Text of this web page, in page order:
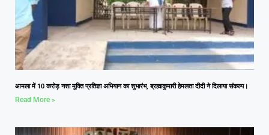
आमला में 10 करोड़ नशा मुक्ति प्रतिज्ञा अभियान का शुभारंभ, ब्रह्माकुमारी हेमलता दीदी ने दिलाया संकल्प।
Read More »